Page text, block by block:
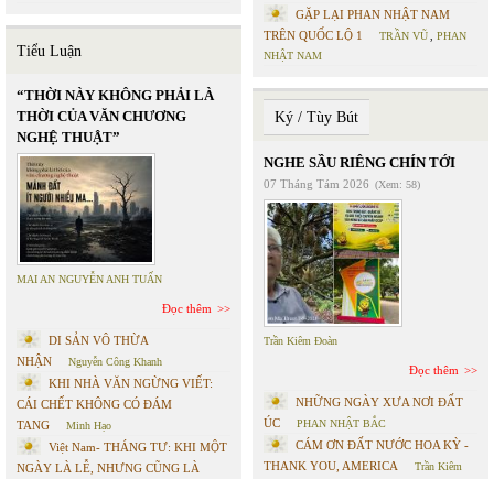
Tiểu Luận
“THỜI NÀY KHÔNG PHẢI LÀ
THỜI CỦA VĂN CHƯƠNG
NGHỆ THUẬT”
MAI AN NGUYỄN ANH TUẤN
Đọc thêm
DI SẢN VÔ THỪA
NHẬN
Nguyễn Công Khanh
KHI NHÀ VĂN NGỪNG VIẾT:
CÁI CHẾT KHÔNG CÓ ĐÁM
TANG
Minh Hạo
Việt Nam- THÁNG TƯ: KHI MỘT
NGÀY LÀ LỄ, NHƯNG CŨNG LÀ
GẶP LẠI PHAN NHẬT NAM
TRÊN QUỐC LỘ 1
TRẦN VŨ
PHAN
NHẬT NAM
Ký / Tùy Bút
NGHE SẦU RIÊNG CHÍN TỚI
07 Tháng Tám 2026 (Xem: 58)
Trần Kiêm Đoàn
Đọc thêm
NHỮNG NGÀY XƯA NƠI ĐẤT
ÚC
PHAN NHẬT BẮC
CÁM ƠN ĐẤT NƯỚC HOA KỲ -
THANK YOU, AMERICA
Trần Kiêm